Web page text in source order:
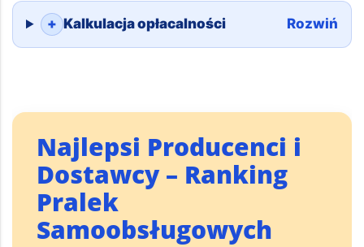
+ Kalkulacja opłacalności Rozwiń
Najlepsi Producenci i
Dostawcy – Ranking
Pralek
Samoobsługowych